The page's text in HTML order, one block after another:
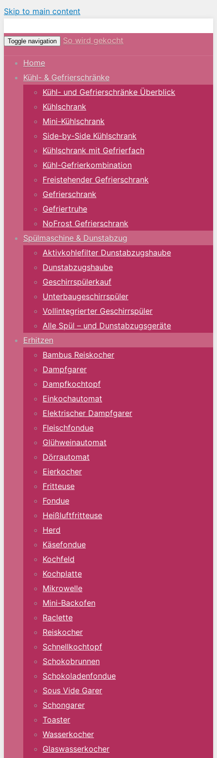
Skip to main content
Toggle navigation So wird gekocht
Home
Kühl- & Gefrierschränke
Kühl- und Gefrierschränke Überblick
Kühlschrank
Mini-Kühlschrank
Side-by-Side Kühlschrank
Kühlschrank mit Gefrierfach
Kühl-Gefrierkombination
Freistehender Gefrierschrank
Gefrierschrank
Gefriertruhe
NoFrost Gefrierschrank
Spülmaschine & Dunstabzug
Aktivkohlefilter Dunstabzugshaube
Dunstabzugshaube
Geschirrspülerkauf
Unterbaugeschirrspüler
Vollintegrierter Geschirrspüler
Alle Spül – und Dunstabzugsgeräte
Erhitzen
Bambus Reiskocher
Dampfgarer
Dampfkochtopf
Einkochautomat
Elektrischer Dampfgarer
Fleischfondue
Glühweinautomat
Dörrautomat
Eierkocher
Fritteuse
Fondue
Heißluftfritteuse
Herd
Käsefondue
Kochfeld
Kochplatte
Mikrowelle
Mini-Backofen
Raclette
Reiskocher
Schnellkochtopf
Schokobrunnen
Schokoladenfondue
Sous Vide Garer
Schongarer
Toaster
Wasserkocher
Glaswasserkocher